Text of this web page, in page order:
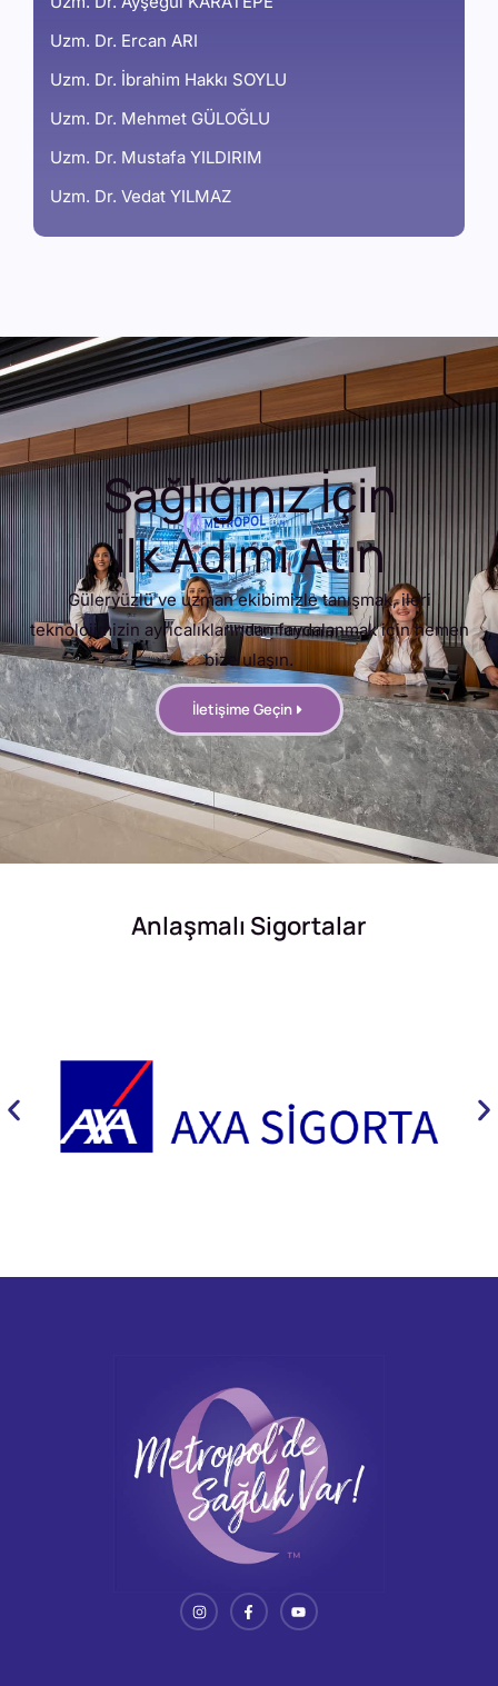
Uzm. Dr. Ercan ARI
Uzm. Dr. İbrahim Hakkı SOYLU
Uzm. Dr. Mehmet GÜLOĞLU
Uzm. Dr. Mustafa YILDIRIM
Uzm. Dr. Vedat YILMAZ
Sağlığınız İçin
İlk Adımı Atın
Güleryüzlü ve uzman ekibimizle tanışmak, ileri
teknolojimizin ayrıcalıklarından faydalanmak için hemen
bize ulaşın.
İletişime Geçin
Anlaşmalı Sigortalar